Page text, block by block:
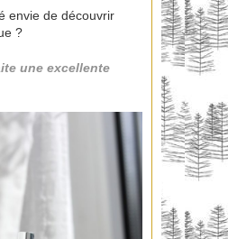
envie de découvrir
?
une excellente